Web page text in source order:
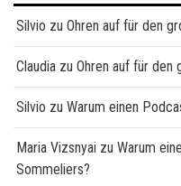
Silvio zu Ohren auf für den
Claudia zu Ohren auf für den
Silvio zu Warum einen
Maria Vizsnyai zu Warum
Sommeliers?